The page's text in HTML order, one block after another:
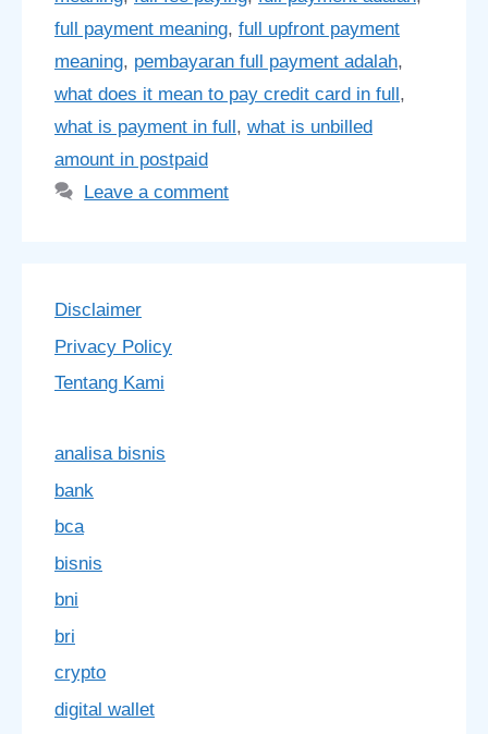
full payment meaning, full upfront payment
meaning, pembayaran full payment adalah,
what does it mean to pay credit card in full,
what is payment in full, what is unbilled
amount in postpaid
Leave a comment
Disclaimer
Privacy Policy
Tentang Kami
analisa bisnis
bank
bca
bisnis
bni
bri
crypto
digital wallet